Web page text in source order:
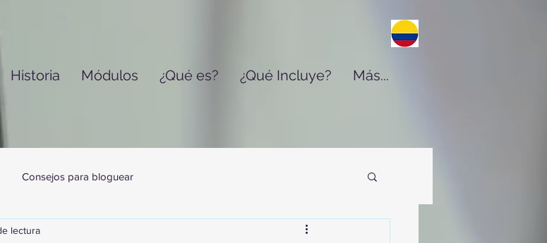
Historia Módulos ¿Qué es? ¿Qué Incluye? Más...
Consejos para bloguear
lectura